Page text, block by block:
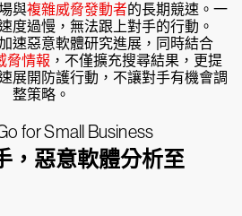
與複雜威脅發動者的長期競速。一
度過慢，無法跟上對手的行動。
加速惡意軟體研究進展，同時結合
脅情報 ，不僅擴充搜尋結果，更提
展開防護行動，不讓對手有機會調
整策略。
，惡意軟體分析至